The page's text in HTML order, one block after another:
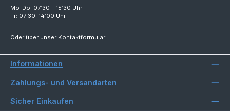
Mo-Do: 07:30 - 16:30 Uhr
Fr: 07:30-14:00 Uhr
Oder über unser Kontaktformular.
Informationen
Zahlungs- und Versandarten
Sicher Einkaufen